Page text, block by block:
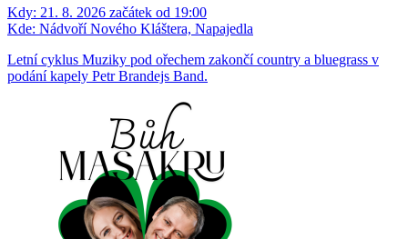
Kdy: 21. 8. 2026 začátek od 19:00
Kde: Nádvoří Nového Kláštera, Napajedla
Letní cyklus Muziky pod ořechem zakončí country a bluegrass v
podání kapely Petr Brandejs Band.